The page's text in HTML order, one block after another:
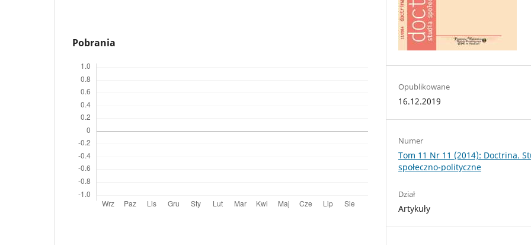
Pobrania
Opublikowane
16.12.2019
Numer
Tom 11 Nr 11 (2014): Doctrina.
społeczno-polityczne
Dział
Artykuły